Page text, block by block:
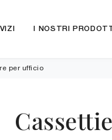
I NOSTRI
per ufficio